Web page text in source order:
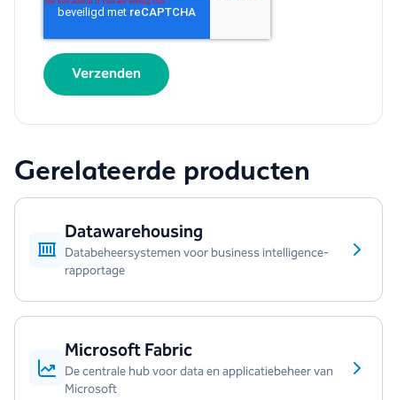
Gerelateerde producten
Datawarehousing
Databeheersystemen voor business intelligence-
rapportage
Microsoft Fabric
De centrale hub voor data en applicatiebeheer van
Microsoft